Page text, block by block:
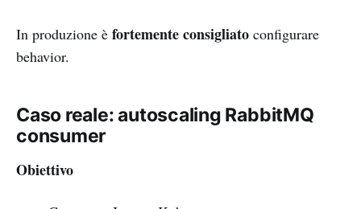
In produzione è fortemente consigliato configurare
behavior.
Caso reale: autoscaling RabbitMQ
consumer
Obiettivo